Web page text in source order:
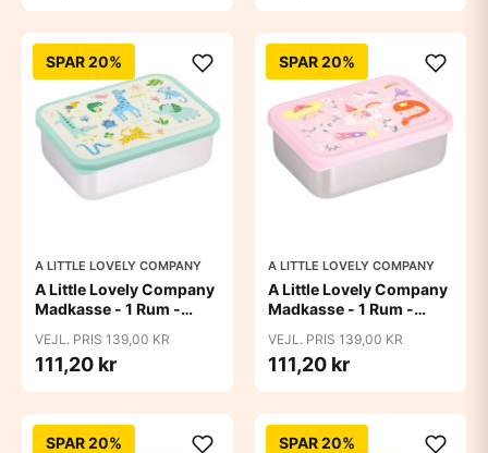
SPAR 20%
A LITTLE LOVELY COMPANY
A Little Lovely Company
Madkasse - 1 Rum -
Jungle
VEJL. PRIS 139,00 KR
111,20 kr
SPAR 20%
A LITTLE LOVELY COMPANY
A Little Lovely Company
Madkasse - 1 Rum -
Princesses
VEJL. PRIS 139,00 KR
111,20 kr
SPAR 20% SPAR 20%